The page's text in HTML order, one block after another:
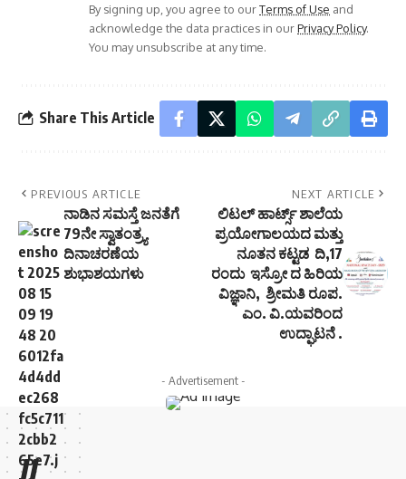
By signing up, you agree to ourTerms of Use and
acknowledge the data practices in ourPrivacy Policy.
You may unsubscribe at any time.
Share This Article
PREVIOUS ARTICLE
ನಾಡಿನ ಸಮಸ್ತೆ ಜನತೆಗೆ
79ನೇ ಸ್ವಾತಂತ್ರ್ಯ
ದಿನಾಚರಣೆಯ
ಶುಭಾಶಯಗಳು
NEXT ARTICLE
ಲಿಟಲ್ ಹಾರ್ಟ್ಸ್ ಶಾಲೆಯ
ಪ್ರಯೋಗಾಲಯದ ಮತ್ತು
ನೂತನ ಕಟ್ಟಡ ದಿ,17
ರಂದು ಇಸ್ರೋ ದ ಹಿರಿಯ
ವಿಜ್ಞಾನಿ, ಶ್ರೀಮತಿ ರೂಪ.
ಎಂ. ವಿ.ಯವರಿಂದ
ಉದ್ಘಾಟನೆ .
- Advertisement -